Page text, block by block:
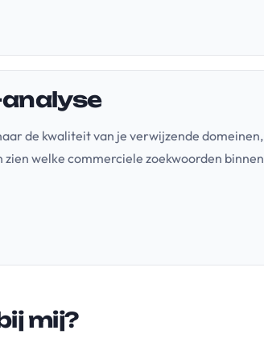
analyse
de kwaliteit van je verwijzende domeinen,
welke commerciele zoekwoorden binnen
mij?